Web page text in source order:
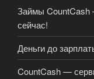
Займы CountCash
сейчас!
Деньги до
CountCash —